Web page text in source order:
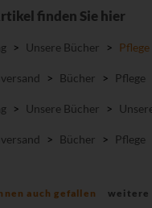
finden Sie hier
> Unsere Bücher > Pflege
> Bücher > Pflege
> Unsere Bücher >
> Bücher > Pflege
auch gefallen weitere